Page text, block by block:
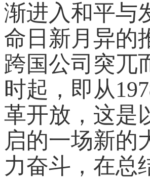
渐进入和平与
命日新月异的
跨国公司突兀
时起，即从
革开放，这是
启的一场新的
力奋斗，在总